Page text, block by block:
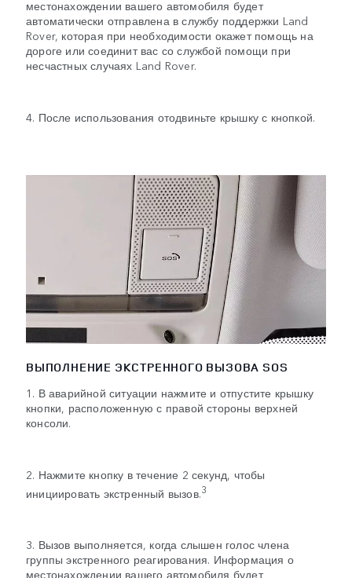
местонахождении вашего автомобиля будет
автоматически отправлена в службу поддержки Land
Rover, которая при необходимости окажет помощь на
дороге или соединит вас со службой помощи при
несчастных случаях Land Rover.
4. После использования отодвиньте крышку с кнопкой.
ВЫПОЛНЕНИЕ ЭКСТРЕННОГО ВЫЗОВА SOS
1. В аварийной ситуации нажмите и отпустите крышку
кнопки, расположенную с правой стороны верхней
консоли.
2. Нажмите кнопку в течение 2 секунд, чтобы
инициировать экстренный вызов.3
3. Вызов выполняется, когда слышен голос члена
группы экстренного реагирования. Информация о
местонахождении вашего автомобиля будет